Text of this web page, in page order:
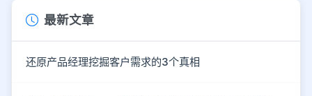
最新文章
还原产品经理挖掘客户需求的3个真相